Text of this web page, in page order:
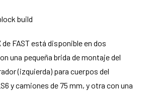
FAST está disponible en dos
una pequeña brida de montaje del
(izquierda) para cuerpos del
y camiones de 75 mm, y otra con una